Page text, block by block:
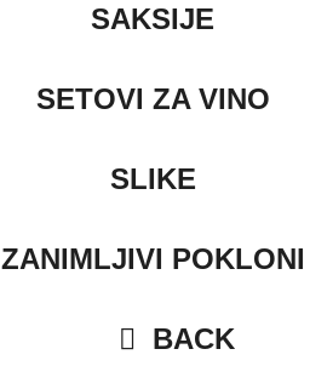
SAKSIJE
SETOVI ZA VINO
SLIKE
ZANIMLJIVI POKLONI
BACK